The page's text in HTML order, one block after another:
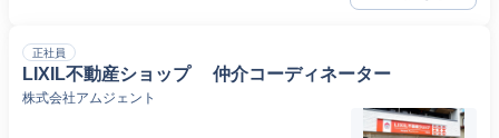
正社員
LIXIL不動産ショップ 仲介コーディネーター
株式会社アムジェント